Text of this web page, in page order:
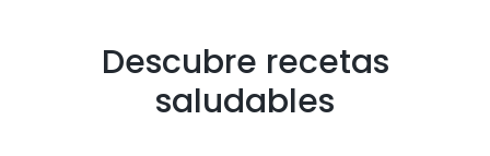
Descubre recetas
saludables